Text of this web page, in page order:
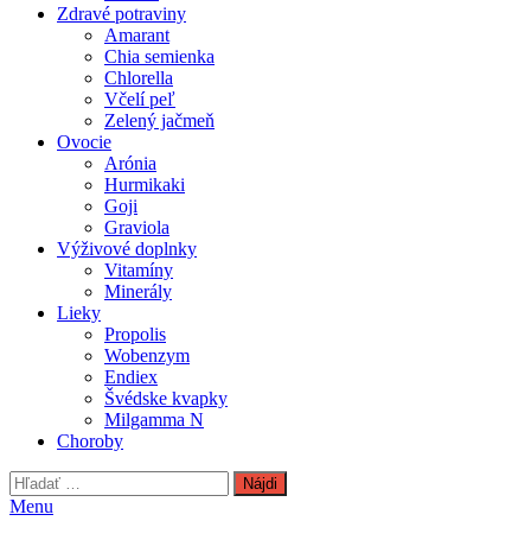
Zdravé potraviny
Amarant
Chia semienka
Chlorella
Včelí peľ
Zelený jačmeň
Ovocie
Arónia
Hurmikaki
Goji
Graviola
Výživové doplnky
Vitamíny
Minerály
Lieky
Propolis
Wobenzym
Endiex
Švédske kvapky
Milgamma N
Choroby
Hľadať:
Menu